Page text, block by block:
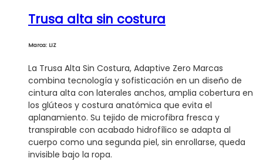
Trusa alta sin costura
Marca: LIZ
La Trusa Alta Sin Costura, Adaptive Zero Marcas
combina tecnología y sofisticación en un diseño de
cintura alta con laterales anchos, amplia cobertura en
los glúteos y costura anatómica que evita el
aplanamiento. Su tejido de microfibra fresca y
transpirable con acabado hidrofílico se adapta al
cuerpo como una segunda piel, sin enrollarse, queda
invisible bajo la ropa.